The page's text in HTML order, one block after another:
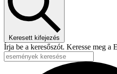
Keresett kifejezés
Írja be a keresőszót. Keresse meg a